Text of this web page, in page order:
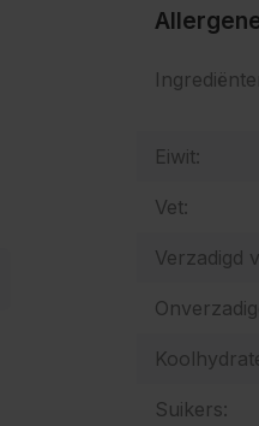
Eiwit:
Vet:
Verzadigd
Suikers: